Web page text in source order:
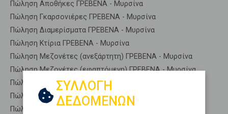
Πώληση Αποθήκες ΓΡΕΒΕΝΑ - Μυρσίνα
Πώληση Γκαρσονιέρες ΓΡΕΒΕΝΑ - Μυρσίνα
Πώληση Διαμερίσματα ΓΡΕΒΕΝΑ - Μυρσίνα
Πώληση Κτίρια ΓΡΕΒΕΝΑ - Μυρσίνα
Πώληση Μεζονέτες (ανεξάρτητη) ΓΡΕΒΕΝΑ - Μυρσίνα
Πώληση Μεζονέτες (εφαπτόμενη) ΓΡΕΒΕΝΑ - Μυρσίνα
Πώληση Μονοκατοικίες ΓΡΕΒΕΝΑ - Μυρσίνα
Πώληση Οικίες ΓΡΕΒΕΝΑ - Μυρσίνα
Πώληση Οροφοδιαμερίσματα ΓΡΕΒΕΝΑ - Μυρσίνα
ΣΥΛΛΟΓΗ
ΔΕΔΟΜΕΝΩΝ